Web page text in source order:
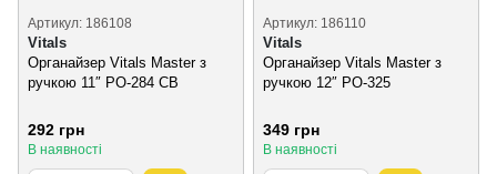
Артикул: 186108
Vitals
Органайзер Vitals Master з
ручкою 11″ PO-284 CB
292 грн
В наявності
Артикул: 186110
Vitals
Органайзер Vitals Master з
ручкою 12″ PO-325
349 грн
В наявності